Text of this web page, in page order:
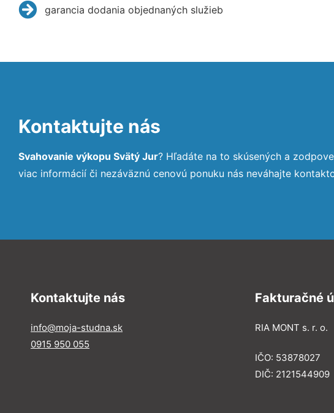
garancia dodania objednaných služieb
Kontaktujte nás
Svahovanie výkopu Svätý Jur? Hľadáte na to skúsených a
viac informácií či nezáväznú cenovú ponuku nás neváhajte
Kontaktujte nás
info@moja-studna.sk
0915 950 055
Fakturačné
RIA MONT s. r. o.
IČO: 53878027
DIČ: 2121544909